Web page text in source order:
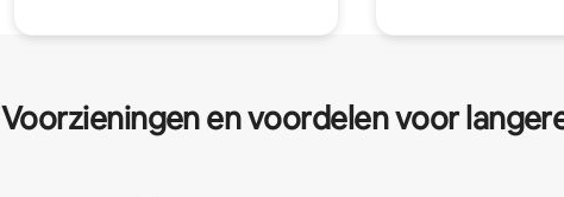
Voorzieningen en voordelen voor